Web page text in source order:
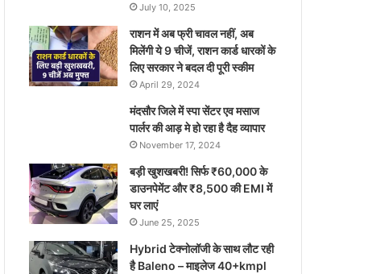
July 10, 2025
राशन में अब फ्री चावल नहीं, अब
मिलेंगी ये 9 चीजें, राशन कार्ड धारकों के
लिए सरकार ने बदल दी पूरी स्कीम
April 29, 2024
मंदसौर जिले में स्पा सेंटर एव मसाज
पार्लर की आड़ मे हो रहा है दैह व्यापार
November 17, 2024
बड़ी खुशखबरी! सिर्फ ₹60,000 के
डाउनपेमेंट और ₹8,500 की EMI में
घर लाएं
June 25, 2025
Hybrid टेक्नोलॉजी के साथ लौट रही
है Baleno – माइलेज 40+kmpl